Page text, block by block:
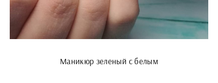
Маникюр зеленый с белым